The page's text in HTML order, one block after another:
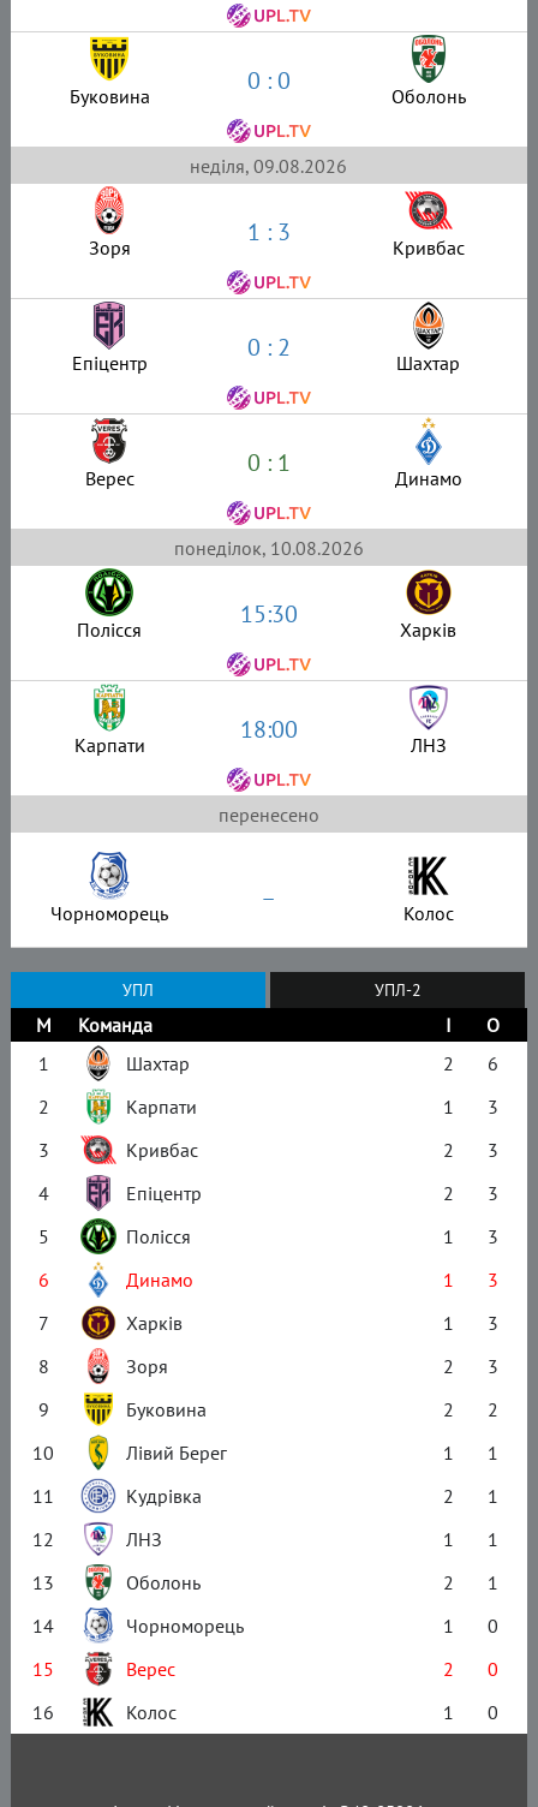
Буковина 0 : 0 Оболонь
неділя, 09.08.2026
Зоря 1 : 3 Кривбас
Епіцентр 0 : 2 Шахтар
Верес 0 : 1 Динамо
понеділок, 10.08.2026
Полісся 15:30 Харків
Карпати 18:00 ЛНЗ
перенесено
Чорноморець – Колос
УПЛ УПЛ-2
М Команда І
О
1
Шахтар 2
6
2
Карпати 1
3
3
Кривбас 2
3
4
Епіцентр 2
3
5
Полісся 1
3
6
Динамо 1
3
7
Харків 1
3
8
Зоря 2
3
9
Буковина 2
2
10
Лівий Берег 1
1
11
Кудрівка 2
1
12
ЛНЗ 1
1
13
Оболонь 2
1
14
Чорноморець 1
0
15
Верес 2
0
16
Колос 1 0